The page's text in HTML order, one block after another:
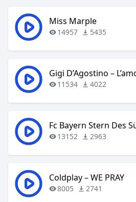
Miss Marple
14957 5435
Gigi D’Agostino –
11534 4022
Fc Bayern Stern Des
13152 2963
Coldplay – WE PRAY
8005 2741